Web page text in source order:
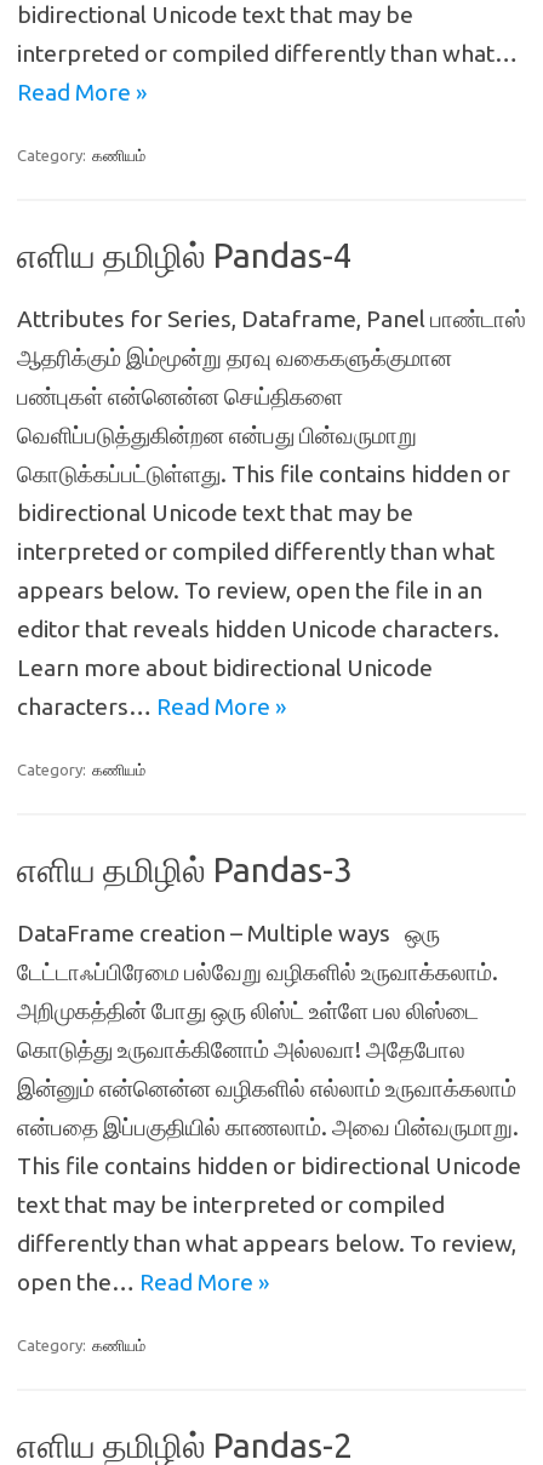
bidirectional Unicode text that may be
interpreted or compiled differently than what…
Read More »
Category: கணியம்
எளிய தமிழில் Pandas-4
Attributes for Series, Dataframe, Panel பாண்டாஸ்
ஆதரிக்கும் இம்மூன்று தரவு வகைகளுக்குமான
பண்புகள் என்னென்ன செய்திகளை
வெளிப்படுத்துகின்றன என்பது பின்வருமாறு
கொடுக்கப்பட்டுள்ளது. This file contains hidden or
bidirectional Unicode text that may be
interpreted or compiled differently than what
appears below. To review, open the file in an
editor that reveals hidden Unicode characters.
Learn more about bidirectional Unicode
characters… Read More »
Category: கணியம்
எளிய தமிழில் Pandas-3
DataFrame creation – Multiple ways ஒரு
டேட்டாஃப்பிரேமை பல்வேறு வழிகளில் உருவாக்கலாம்.
அறிமுகத்தின் போது ஒரு லிஸ்ட் உள்ளே பல லிஸ்டை
கொடுத்து உருவாக்கினோம் அல்லவா! அதேபோல
இன்னும் என்னென்ன வழிகளில் எல்லாம் உருவாக்கலாம்
என்பதை இப்பகுதியில் காணலாம். அவை பின்வருமாறு.
This file contains hidden or bidirectional Unicode
text that may be interpreted or compiled
differently than what appears below. To review,
open the… Read More »
Category: கணியம்
எளிய தமிழில் Pandas-2